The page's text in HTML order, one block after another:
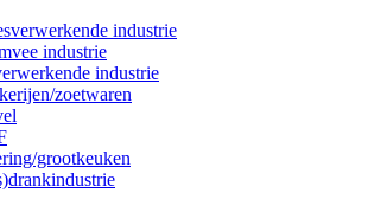
industrie
industrie
industrie
zoetwaren
grootkeuken